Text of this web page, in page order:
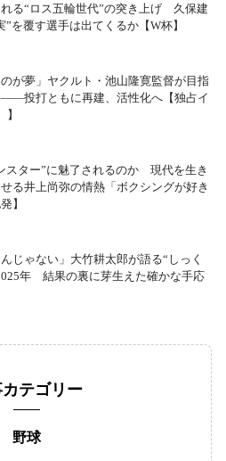
る“ロス五輪世代”の突き上げ 久保建
”を覆す選手は出てくるか【W杯】
のが夢」ヤクルト・池山隆寛監督が目指
投打ともに再建、活性化へ【独占イ
スター”に魅了されるのか 現代を生き
る井上尚弥の情熱「ボクシングが好き
】
んじゃない」大竹耕太郎が語る“しっく
年 結果の裏に芽生えた確かな手応
テゴリー
野球